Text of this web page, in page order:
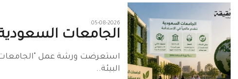
05-08-2026
الجامعات
استعرضت ورشة عمل "الجامعات
البيئة..